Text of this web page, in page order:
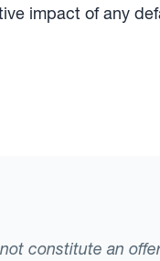
impact of any
constitute an